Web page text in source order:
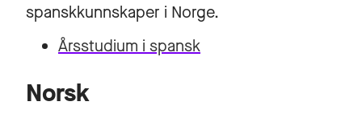
spanskkunnskaper i Norge.
Årsstudium i spansk
Norsk